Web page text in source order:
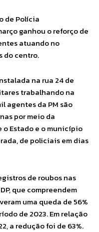
de Polícia
ganhou o reforço de
atuando no
do centro.
na rua 24 de
trabalhando na
agentes da PM são
por meio da
Estado e o município
de policiais em dias
de roubos nas
que compreendem
uma queda de 56%
de 2023. Em relação
a redução foi de 63%.